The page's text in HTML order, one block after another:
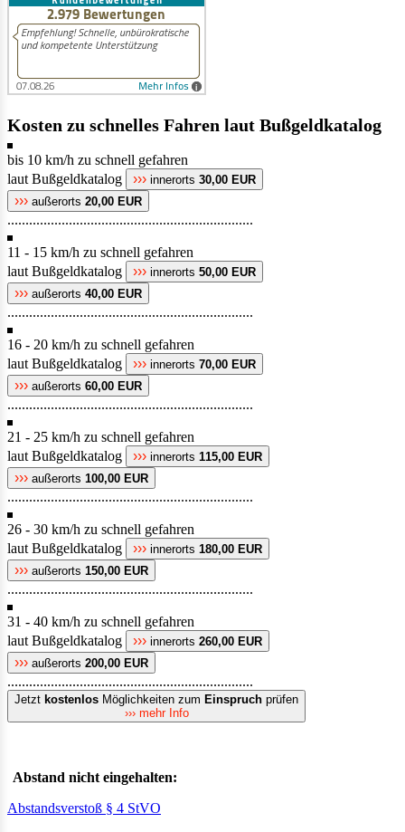
Kosten zu schnelles Fahren laut Bußgeldkatalog
bis 10 km/h zu schnell gefahren
laut Bußgeldkatalog
››› innerorts 30,00 EUR
››› außerorts 20,00 EUR
....................................................................
11 - 15 km/h zu schnell gefahren
laut Bußgeldkatalog
››› innerorts 50,00 EUR
››› außerorts 40,00 EUR
....................................................................
16 - 20 km/h zu schnell gefahren
laut Bußgeldkatalog
››› innerorts 70,00 EUR
››› außerorts 60,00 EUR
....................................................................
21 - 25 km/h zu schnell gefahren
laut Bußgeldkatalog
››› innerorts 115,00 EUR
››› außerorts 100,00 EUR
....................................................................
26 - 30 km/h zu schnell gefahren
laut Bußgeldkatalog
››› innerorts 180,00 EUR
››› außerorts 150,00 EUR
....................................................................
31 - 40 km/h zu schnell gefahren
laut Bußgeldkatalog
››› innerorts 260,00 EUR
››› außerorts 200,00 EUR
....................................................................
Jetzt kostenlos Möglichkeiten zum Einspruch prüfen
››› mehr Info
Abstand nicht eingehalten:
Abstandsverstoß § 4 StVO